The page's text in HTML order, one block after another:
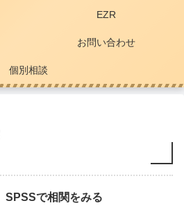
EZR
お問い合わせ
個別相談
SPSSで相関をみる